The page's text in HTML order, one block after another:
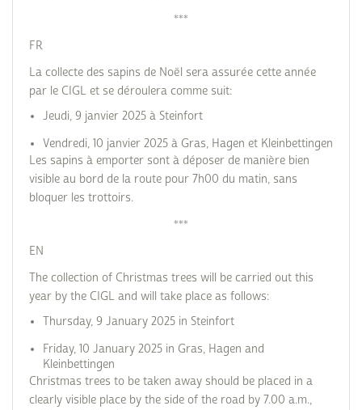
***
FR
La collecte des sapins de Noël sera assurée cette année
par le CIGL et se déroulera comme suit:
Jeudi, 9 janvier 2025 à Steinfort
Vendredi, 10 janvier 2025 à Gras, Hagen et Kleinbettingen
Les sapins à emporter sont à déposer de manière bien
visible au bord de la route pour 7h00 du matin, sans
bloquer les trottoirs.
***
EN
The collection of Christmas trees will be carried out this
year by the CIGL and will take place as follows:
Thursday, 9 January 2025 in Steinfort
Friday, 10 January 2025 in Gras, Hagen and
Kleinbettingen
Christmas trees to be taken away should be placed in a
clearly visible place by the side of the road by 7.00 a.m.,